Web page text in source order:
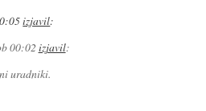
izjavil:
00:02 izjavil:
uradniki.